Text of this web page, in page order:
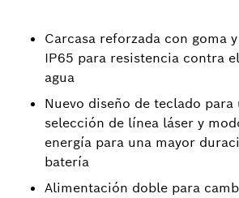
Carcasa reforzada con goma
IP65 para resistencia contra
agua
Nuevo diseño de teclado para
selección de línea láser y
energía para una mayor
batería
Alimentación doble para